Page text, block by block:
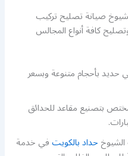
صيانة تصليح تركيب
كافة أنواع المجالس
بأحجام متنوعة وبسعر
بتصنيع مقاعد للحدائق
حداد بالكويتفي خدمة